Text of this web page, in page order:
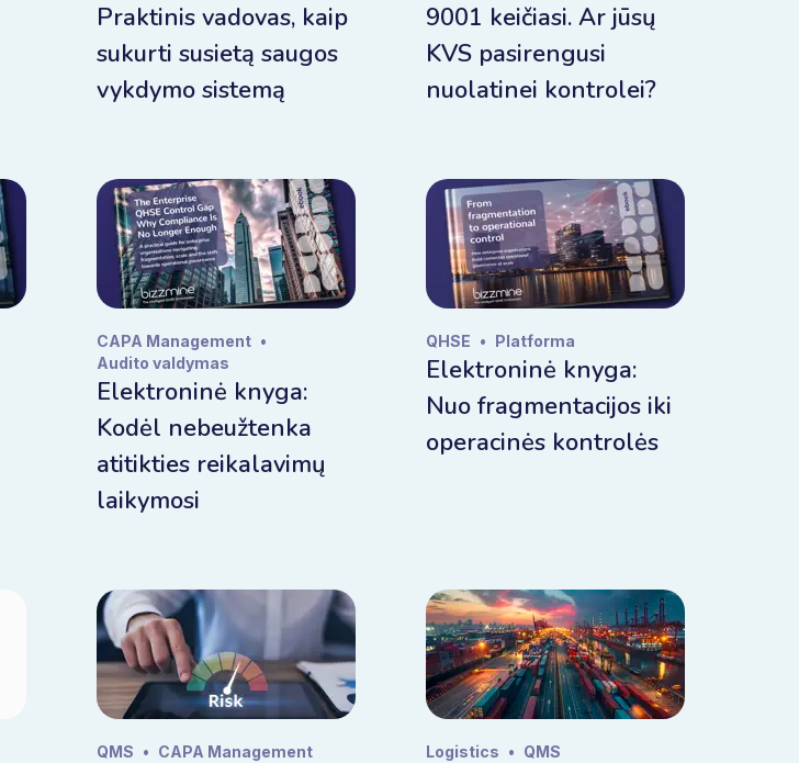
Praktinis vadovas, kaip
sukurti susietą saugos
vykdymo sistemą
9001 keičiasi. Ar jūsų
KVS pasirengusi
nuolatinei kontrolei?
CAPA Management •
Audito valdymas
Elektroninė knyga:
Kodėl nebeužtenka
atitikties reikalavimų
laikymosi
QHSE • Platforma
Elektroninė knyga:
Nuo fragmentacijos iki
operacinės kontrolės
QMS • CAPA Management Logistics • QMS